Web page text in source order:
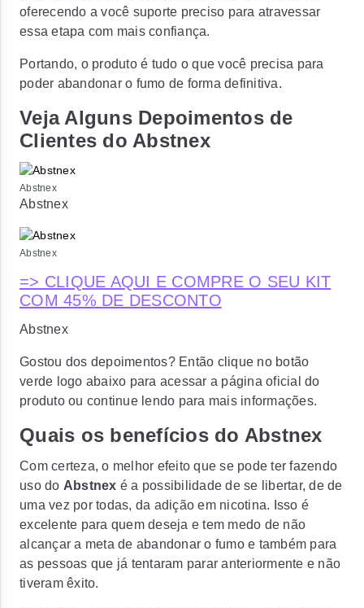
oferecendo a você suporte preciso para atravessar
essa etapa com mais confiança.
Portando, o produto é tudo o que você precisa para
poder abandonar o fumo de forma definitiva.
Veja Alguns Depoimentos de
Clientes do Abstnex
Abstnex
Abstnex
Abstnex
=> CLIQUE AQUI E COMPRE O SEU KIT
COM 45% DE DESCONTO
Abstnex
Gostou dos depoimentos? Então clique no botão
verde logo abaixo para acessar a página oficial do
produto ou continue lendo para mais informações.
Quais os benefícios do Abstnex
Com certeza, o melhor efeito que se pode ter fazendo
uso do Abstnex é a possibilidade de se libertar, de de
uma vez por todas, da adição em nicotina. Isso é
excelente para quem deseja e tem medo de não
alcançar a meta de abandonar o fumo e também para
as pessoas que já tentaram parar anteriormente e não
tiveram êxito.